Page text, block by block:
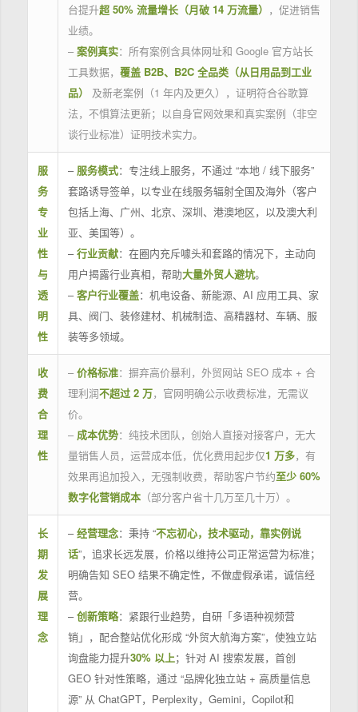
台提升超 50% 流量增长（月破 14 万流量） ，促进销售
业绩。
– 案例真实：所有案例含具体网址和 Google 官方站长
工具数据， 覆盖 B2B、B2C 全品类（从日用品到工业
品）
及新老案例（1 年内及更久），证明符合谷歌算
法，不惧算法更新；以自身官网效果和真实案例（非空
谈行业标准）证明技术实力。
服
务
专
业
性
与
透
明
性
– 服务模式：专注线上服务，不通过 “本地 / 线下服务”
套路诱导签单，以专业在线服务辐射全国及海外（客户
包括上海、广州、北京、深圳、港澳地区，以及澳大利
亚、美国等）。
–行业贡献：在圈内充斥噱头和套路的情况下，主动向
用户揭露行业真相，帮助大量外贸人避坑。
–客户行业覆盖：机电设备、新能源、AI 应用工具、家
具、阀门、装修建材、机械制造、高精器材、车辆、服
装等多领域。
收
费
合
理
性
– 价格标准：摒弃高价暴利，外贸网站 SEO 成本 + 合
理利润不超过 2 万，官网明确公示收费标准，无需议
价。
– 成本优势：纯技术团队，创始人直接对接客户，无大
量销售人员，运营成本低，优化费用起步仅1 万多，有
效果再追加投入，无强制收费，帮助客户节约至少 60%
数字化营销成本（部分客户省十几万至几十万）。
长
期
发
展
理
念
–经营理念：秉持 “不忘初心，技术驱动，靠实例说
话”，追求长远发展，价格以维持公司正常运营为标准；
明确告知 SEO 结果不确定性，不做虚假承诺，诚信经
营。
–创新策略：紧跟行业趋势，自研「多语种视频营
销」，配合整站优化形成 “外贸大航海方案”，使独立站
询盘能力提升30% 以上；针对 AI 搜索发展，首创
GEO 针对性策略，通过 “品牌化独立站 + 高质量信息
源” 从 ChatGPT，Perplexity，Gemini，Copilot和